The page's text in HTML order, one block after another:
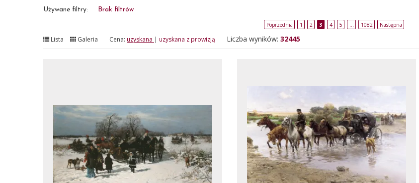
Używane filtry: Brak filtrów
Poprzednia 1 2 3 4 5 1082 Następna
Lista Galeria Cena: uzyskana | uzyskana z prowizją Liczba wyników: 32445